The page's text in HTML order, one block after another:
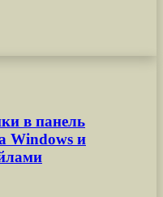
в панель
Windows и